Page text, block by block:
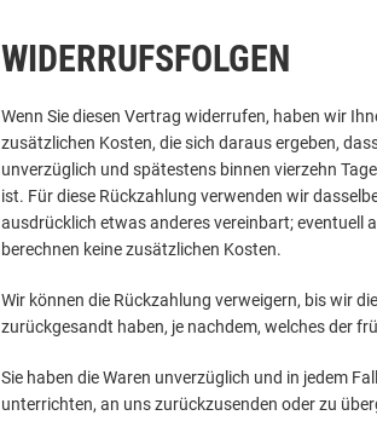
WIDERRUFSFOLGEN
Wenn Sie diesen Vertrag widerrufen, haben wir
zusätzlichen Kosten, die sich daraus ergeben,
unverzüglich und spätestens binnen vierzehn
ist. Für diese Rückzahlung verwenden wir
ausdrücklich etwas anderes vereinbart; eventuell
berechnen keine zusätzlichen Kosten.
Wir können die Rückzahlung verweigern, bis wir
zurückgesandt haben, je nachdem, welches der
Sie haben die Waren unverzüglich und in jedem
unterrichten, an uns zurückzusenden oder zu